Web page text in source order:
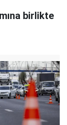
birlikte